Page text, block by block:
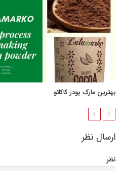
بهترین مارک پودر کاکائو
ارسال نظر
نظر